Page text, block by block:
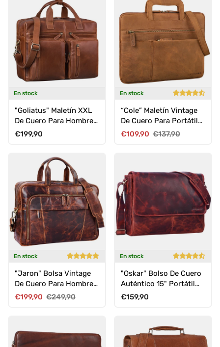
En stock
"Goliatus" Maletín XXL
De Cuero Para Hombre
Y Mujer Laptop 17+
Precio normal
€199,90
En stock
“Cole” Maletín Vintage
De Cuero Para Portátil
14" Hombre Delgado
Precio de venta
€109,90 Precio normal
€137,90
En stock
"Jaron" Bolsa Vintage
De Cuero Para Hombre
Y Mujer 15,6" Para
Precio de venta
€199,90 Precio normal
€249,90
En stock
"Oskar" Bolso De Cuero
Auténtico 15" Portátil
Tipo Messenger Hombre
Precio normal
€159,90